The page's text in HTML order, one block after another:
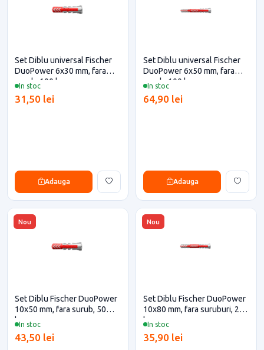
In stoc
Set Diblu universal Fischer
DuoPower 6x30 mm, fara
surub, 100 buc
31,50 lei
Adauga
In stoc
Set Diblu universal Fischer
DuoPower 6x50 mm, fara
surub, 100 buc
64,90 lei
Adauga
Nou
In stoc
Set Diblu Fischer DuoPower
10x50 mm, fara surub, 50
buc
43,50 lei
Nou
In stoc
Set Diblu Fischer DuoPower
10x80 mm, fara suruburi, 25
buc
35,90 lei